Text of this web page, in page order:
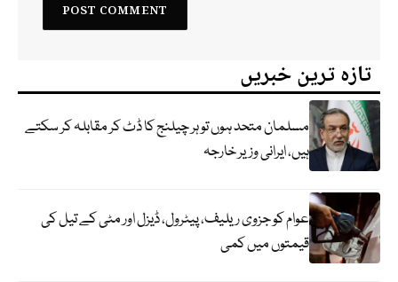
تازہ ترین خبریں
مسلمان متحد ہوں تو ہر چیلنج کا ڈٹ کر مقابلہ کر سکتے
ہیں، ایرانی وزیر خارجہ
عوام کو جزوی ریلیف، پیٹرول، ڈیزل اور مٹی کے تیل کی
قیمتوں میں کمی